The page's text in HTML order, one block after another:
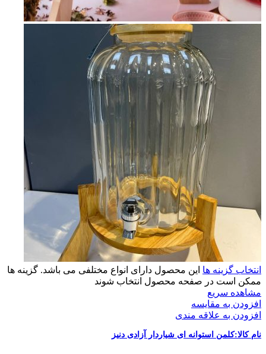
انتخاب گزینه ها این محصول دارای انواع مختلفی می باشد. گزینه ها
ممکن است در صفحه محصول انتخاب شوند
مشاهده سریع
افزودن به مقایسه
افزودن به علاقه مندی
نام کالا:کلمن استوانه ای شیاردار آزادی دنیز